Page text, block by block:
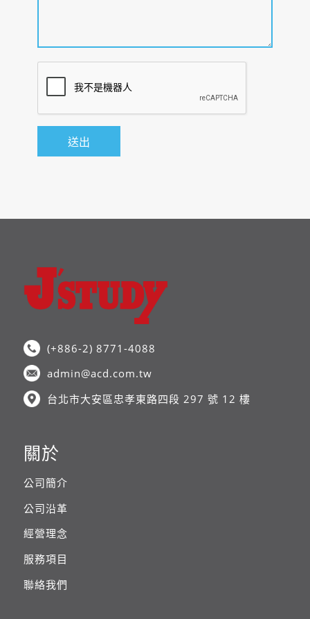
(+886-2) 8771-4088
admin@acd.com.tw
台北市大安區忠孝東路四段 297 號 12 樓
關於
公司簡介
公司沿革
經營理念
服務項目
聯絡我們